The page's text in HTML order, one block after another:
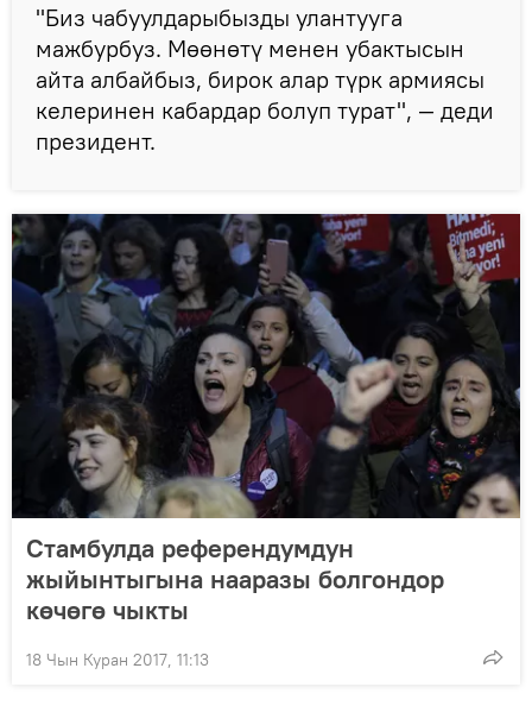
"Биз чабуулдарыбызды улантууга
мажбурбуз. Мөөнөтү менен убактысын
айта албайбыз, бирок алар түрк армиясы
келеринен кабардар болуп турат", — деди
президент.
Стамбулда референдумдун
жыйынтыгына нааразы болгондор
көчөгө чыкты
18 Чын Куран 2017, 11:13